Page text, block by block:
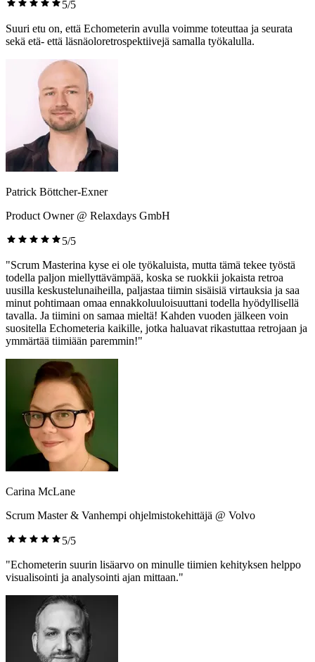
5/5
Suuri etu on, että Echometerin avulla voimme toteuttaa ja seurata
sekä etä- että läsnäoloretrospektiivejä samalla työkalulla.
Patrick Böttcher-Exner
Product Owner @ Relaxdays GmbH
5/5
"Scrum Masterina kyse ei ole työkaluista, mutta tämä tekee työstä
todella paljon miellyttävämpää, koska se ruokkii jokaista retroa
uusilla keskustelunaiheilla, paljastaa tiimin sisäisiä virtauksia ja saa
minut pohtimaan omaa ennakkoluuloisuuttani todella hyödyllisellä
tavalla. Ja tiimini on samaa mieltä! Kahden vuoden jälkeen voin
suositella Echometeria kaikille, jotka haluavat rikastuttaa retrojaan ja
ymmärtää tiimiään paremmin!"
Carina McLane
Scrum Master & Vanhempi ohjelmistokehittäjä @ Volvo
5/5
"Echometerin suurin lisäarvo on minulle tiimien kehityksen helppo
visualisointi ja analysointi ajan mittaan."